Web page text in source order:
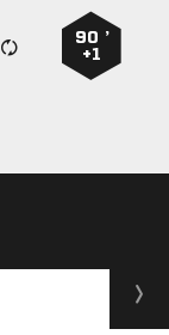
90 ’
+1